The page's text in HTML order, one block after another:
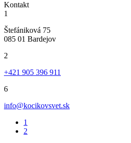
Kontakt
1
Štefániková 75
085 01 Bardejov
2
+421 905 396 911
6
info@kocikovsvet.sk
1
2